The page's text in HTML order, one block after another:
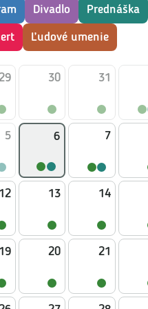
Divadlo Prednáška
Ľudové umenie
29 30 31
5 6 7
12 13 14
19 20 21